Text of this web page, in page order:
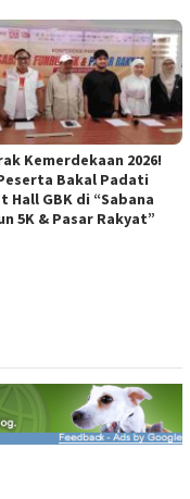
Kemerdekaan 2026!
Bakal Padati
Hall GBK di “Sabana
5K & Pasar Rakyat”